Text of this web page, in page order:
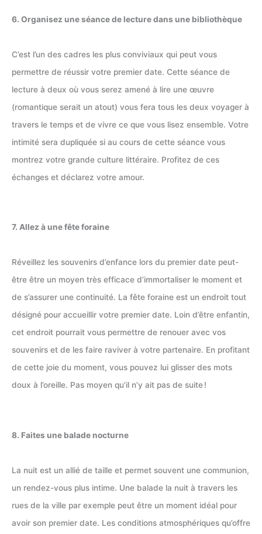
6. Organisez une séance de lecture dans une bibliothèque
C’est l’un des cadres les plus conviviaux qui peut vous
permettre de réussir votre premier date. Cette séance de
lecture à deux où vous serez amené à lire une œuvre
(romantique serait un atout) vous fera tous les deux voyager à
travers le temps et de vivre ce que vous lisez ensemble. Votre
intimité sera dupliquée si au cours de cette séance vous
montrez votre grande culture littéraire. Profitez de ces
échanges et déclarez votre amour.
7. Allez à une fête foraine
Réveillez les souvenirs d’enfance lors du premier date peut-
être être un moyen très efficace d’immortaliser le moment et
de s’assurer une continuité. La fête foraine est un endroit tout
désigné pour accueillir votre premier date. Loin d’être enfantin,
cet endroit pourrait vous permettre de renouer avec vos
souvenirs et de les faire raviver à votre partenaire. En profitant
de cette joie du moment, vous pouvez lui glisser des mots
doux à l’oreille. Pas moyen qu’il n’y ait pas de suite !
8. Faites une balade nocturne
La nuit est un allié de taille et permet souvent une communion,
un rendez-vous plus intime. Une balade la nuit à travers les
rues de la ville par exemple peut être un moment idéal pour
avoir son premier date. Les conditions atmosphériques qu’offre